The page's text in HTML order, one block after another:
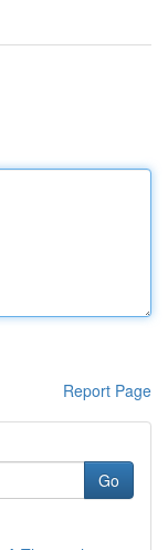
Report Page
Go